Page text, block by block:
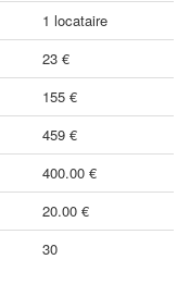
1 locataire
23 €
155 €
459 €
400.00 €
20.00 €
30